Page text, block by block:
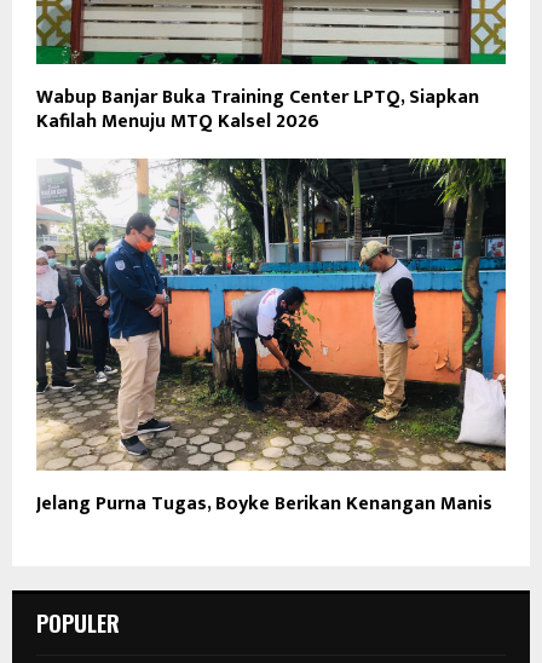
Wabup Banjar Buka Training Center LPTQ, Siapkan
Kafilah Menuju MTQ Kalsel 2026
Jelang Purna Tugas, Boyke Berikan Kenangan Manis
POPULER